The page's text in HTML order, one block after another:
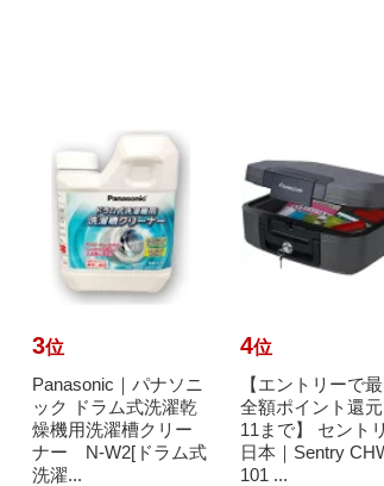
3位
Panasonic｜パナソニ
ック ドラム式洗濯乾
燥機用洗濯槽クリー
ナー N-W2[ドラム式
洗濯...
4位
【エントリーで
全額ポイント還
11まで】 セント
日本｜Sentry
101 ...